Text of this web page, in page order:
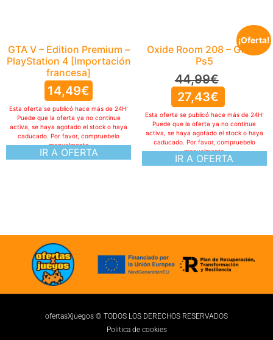
GTA V – Edition Premium –
PlayStation 4 [Importación
francesa]
14,49€
IR A OFERTA
Esta oferta se publicó hace más de 24H:
Puede que la oferta ya no continue
activa, se haya agotado el stock o haya
caducado. Por favor, compruebelo
manualmente
¡Oferta!
Oxide Room 208 – Gioco
Ps5
44,99€
27,43€
IR A OFERTA
Esta oferta se publicó hace más de 24H:
Puede que la oferta ya no continue
activa, se haya agotado el stock o haya
caducado. Por favor, compruebelo
manualmente
ofertasXjuegos © TODOS LOS DERECHOS RESERVADOS
Politica de cookies